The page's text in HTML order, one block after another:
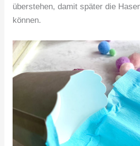
überstehen, damit später die
können.